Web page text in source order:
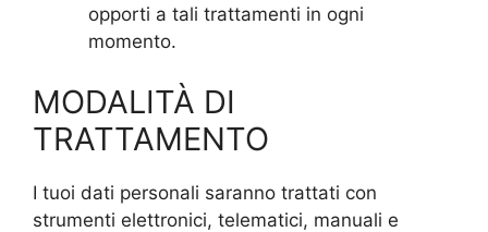
opporti a tali trattamenti in ogni
momento.
MODALITÀ DI
TRATTAMENTO
I tuoi dati personali saranno trattati con
strumenti elettronici, telematici, manuali e